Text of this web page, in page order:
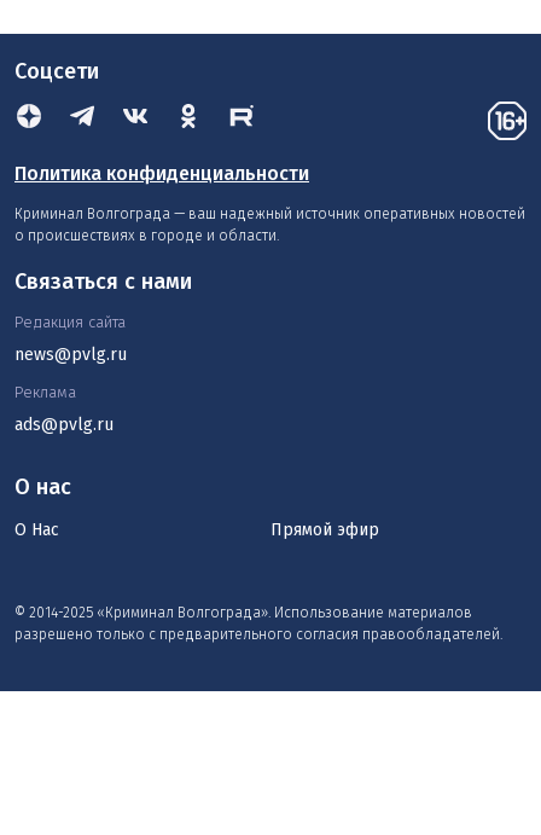
Соцсети
Политика конфиденциальности
Криминал Волгограда — ваш надежный источник оперативных новостей
о происшествиях в городе и области.
О нас
О Нас Прямой эфир
© 2014-2025 «Криминал Волгограда». Использование материалов
разрешено только с предварительного согласия правообладателей.
Связаться с нами
Редакция сайта
news@pvlg.ru
Реклама
ads@pvlg.ru